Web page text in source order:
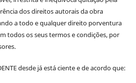
dos direitos autorais da obra
a todo e qualquer direito porventura
todos os seus termos e condições, por
desde já está ciente e de acordo que: